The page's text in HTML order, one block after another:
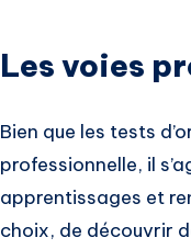
Les voies
Bien que les tests
professionnelle, il
apprentissages et
choix, de découvrir